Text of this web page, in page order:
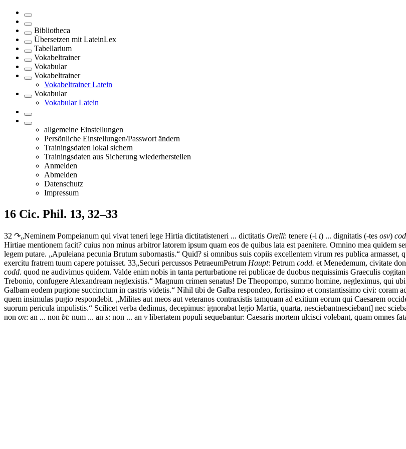
Bibliotheca
Übersetzen mit LateinLex
Tabellarium
Vokabeltrainer
Vokabular
Vokabeltrainer
Vokabeltrainer Latein
Vokabular
Vokabular Latein
allgemeine Einstellungen
Persönliche Einstellungen/Passwort ändern
Trainingsdaten lokal sichern
Trainingsdaten aus Sicherung wiederherstellen
Anmelden
Abmelden
Datenschutz
Impressum
16 Cic. Phil. 13, 32–33
32 ↷„Neminem Pompeianum qui vivat teneri lege Hirtia dictitatisteneri ... dictitatis Orelli: tenere (-i t) ... dignitatis (-tes osv)
Hirtiae mentionem facit? cuius non minus arbitror latorem ipsum quam eos de quibus lata est paenitere. Omnino mea quidem
legem putare. „Apuleiana pecunia Brutum subornastis.“ Quid? si omnibus suis copiis excellentem virum res publica armasset,
exercitu fratrem tuum capere potuisset. 33„Securi percussos PetraeumPetrum Haupt: Petrum codd. et Menedemum, civitate
codd. quod ne audivimus quidem. Valde enim nobis in tanta perturbatione rei publicae de duobus nequissimis Graeculis
Trebonio, confugere Alexandream neglexistis.“ Magnum crimen senatus! De Theopompo, summo homine, negleximus, qui ubi
Galbam eodem pugione succinctum in castris videtis.“ Nihil tibi de Galba respondeo, fortissimo et constantissimo civi: coram
quem insimulas pugio respondebit. „Milites aut meos aut veteranos contraxistis tamquam ad exitium eorum qui Caesarem
suorum pericula impulistis.“ Scilicet verba dedimus, decepimus: ignorabat legio Martia, quarta, nesciebantnesciebant] nec
non oπ: an ... non bt: num ... an s: non ... an v libertatem populi sequebantur: Caesaris mortem ulcisci volebant, quam omnes